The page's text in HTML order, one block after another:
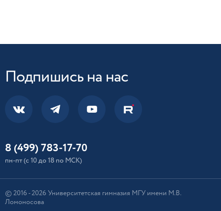
Подпишись на нас
8 (499) 783-17-70
пн-пт (с 10 до 18 по МСК)
© 2016 - 2026 Университетская гимназия МГУ имени М.В.
Ломоносова